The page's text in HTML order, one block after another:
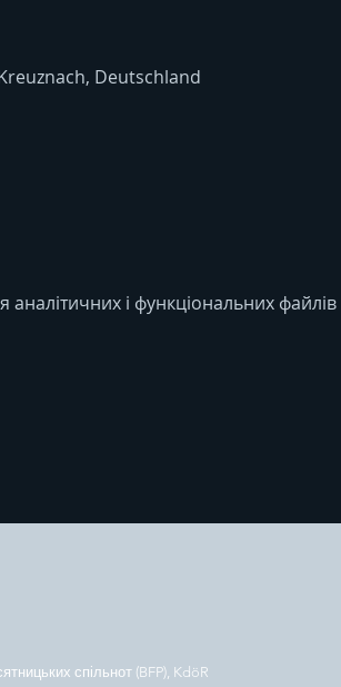
Deutschland
і функціональних
спільнот (BFP), KdöR